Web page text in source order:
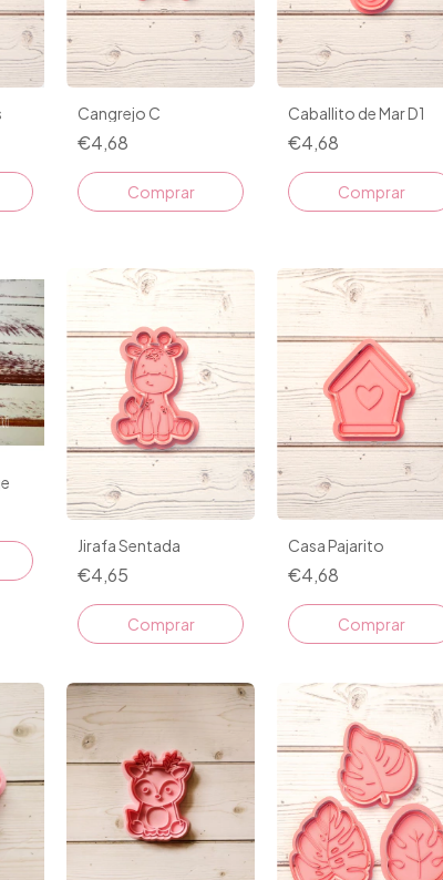
Cangrejo C
€4,68
Comprar
Caballito de Mar D1
€4,68
Comprar
Jirafa Sentada
€4,65
Comprar
Casa Pajarito
€4,68
Comprar